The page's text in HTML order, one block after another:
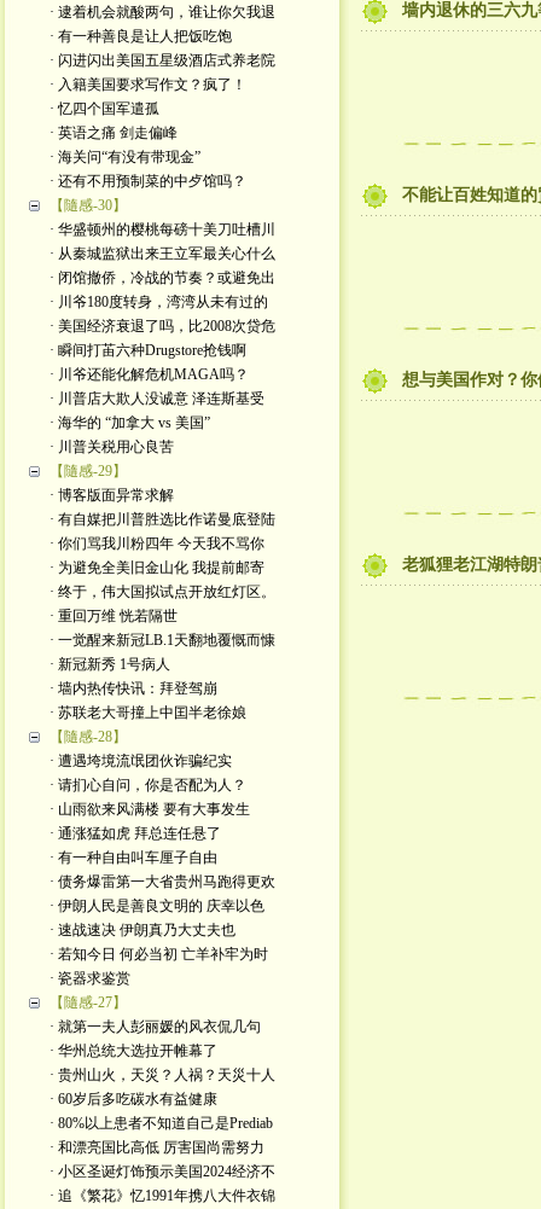
· 逮着机会就酸两句，谁让你欠我退
· 有一种善良是让人把饭吃饱
· 闪进闪出美国五星级酒店式养老院
· 入籍美国要求写作文？疯了！
· 忆四个国军遣孤
· 英语之痛 剑走偏峰
· 海关问“有没有带现金”
· 还有不用预制菜的中歺馆吗？
【隨感-30】
· 华盛顿州的樱桃每磅十美刀吐槽川
· 从秦城监狱出来王立军最关心什么
· 闭馆撤侨，冷战的节奏？或避免出
· 川爷180度转身，湾湾从未有过的
· 美国经济衰退了吗，比2008次贷危
· 瞬间打苖六种Drugstore抢钱啊
· 川爷还能化解危机MAGA吗？
· 川普店大欺人没诚意 泽连斯基受
· 海华的 “加拿大 vs 美国”
· 川普关税用心良苦
【隨感-29】
· 博客版面异常求解
· 有自媒把川普胜选比作诺曼底登陆
· 你们骂我川粉四年 今天我不骂你
· 为避免全美旧金山化 我提前邮寄
· 终于，伟大国拟试点开放红灯区。
· 重回万维 恍若隔世
· 一觉醒来新冠LB.1天翻地覆慨而慷
· 新冠新秀 1号病人
· 墙内热传快讯：拜登驾崩
· 苏联老大哥撞上中囯半老徐娘
【隨感-28】
· 遭遇垮境流氓团伙诈骗纪实
· 请扪心自问，你是否配为人？
· 山雨欲来风满楼 要有大事发生
· 通涨猛如虎 拜总连任悬了
· 有一种自由叫车厘子自由
· 债务爆雷第一大省贵州马跑得更欢
· 伊朗人民是善良文明的 庆幸以色
· 速战速决 伊朗真乃大丈夫也
· 若知今日 何必当初 亡羊补牢为时
· 瓷器求鉴赏
【隨感-27】
· 就第一夫人彭丽媛的风衣侃几句
· 华州总统大选拉开帷幕了
· 贵州山火，天災？人祸？天災十人
· 60岁后多吃碳水有益健康
· 80%以上患者不知道自己是Prediab
· 和漂亮国比高低 厉害国尚需努力
· 小区圣诞灯饰预示美国2024经济不
· 追《繁花》忆1991年携八大件衣锦
墙内退休的三六九
不能让百姓知道
想与美国作对？
老狐狸老江湖特